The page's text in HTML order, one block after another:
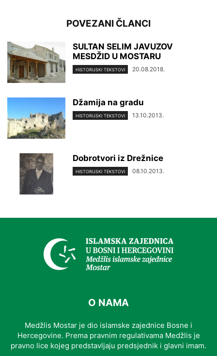
POVEZANI ČLANCI
SULTAN SELIM JAVUZOV
MESDŽID U MOSTARU
HISTORIJSKI TEKSTOVI 20.08.2018.
Džamija na gradu
HISTORIJSKI TEKSTOVI 13.10.2013.
Dobrotvori iz Drežnice
HISTORIJSKI TEKSTOVI 08.10.2013.
O NAMA
Medžlis Mostar je dio islamske zajednice Bosne i
Hercegovine. Prema pravnim regulativama Medžlis je
pravno lice kojeg predstavljaju predsjednik i glavni imam.